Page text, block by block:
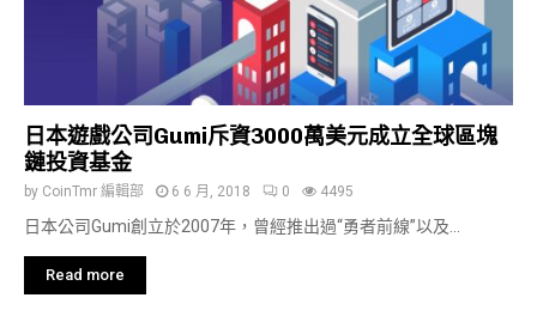
日本遊戲公司Gumi斥資3000萬美元成立全球區塊
鏈投資基金
by CoinTmr 編輯部 6 6 月, 2018 0 4495
日本公司Gumi創立於2007年，曾經推出過“勇者前線”以及...
Read more